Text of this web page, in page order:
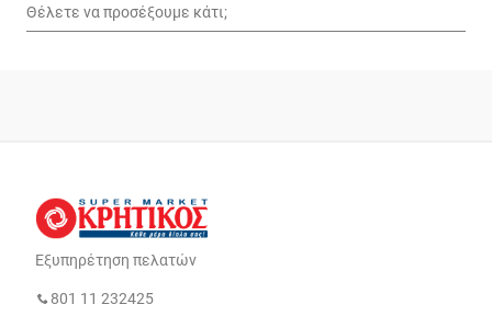
Εξυπηρέτηση πελατών
801 11 232425